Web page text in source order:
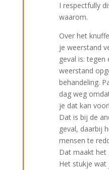
I respectfully
waarom.
Over het
je weerstand
geval is: tegen
weerstand
behandeling.
dag weg
je dat kan
Dat is bij de
geval, daarbij
mensen te
Dat maakt het
Het stukje wat